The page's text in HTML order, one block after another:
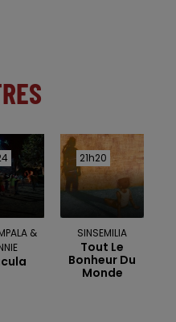
&
21h20
21h20
SINSEMILIA
Tout Le
Bonheur Du
Monde